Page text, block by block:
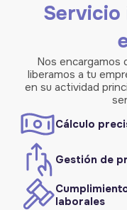
Nos encargamos
liberamos a tu
en su actividad
Cálculo
Gestión de
laborales